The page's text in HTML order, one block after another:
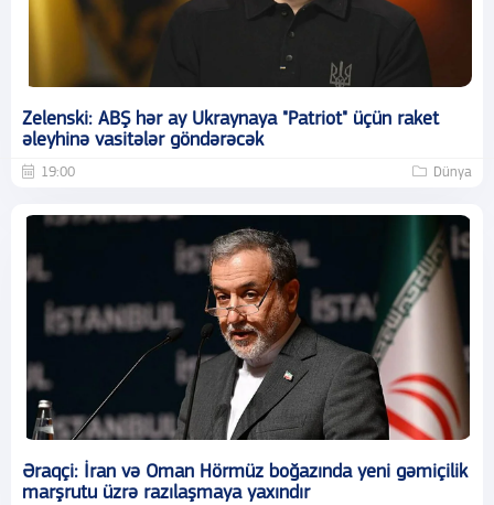
Zelenski: ABŞ hər ay Ukraynaya "Patriot" üçün raket
əleyhinə vasitələr göndərəcək
19:00 Dünya
Əraqçi: İran və Oman Hörmüz boğazında yeni gəmiçilik
marşrutu üzrə razılaşmaya yaxındır